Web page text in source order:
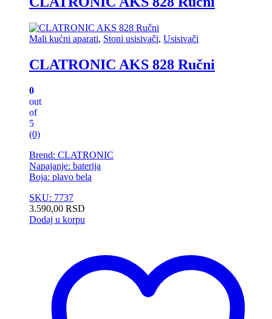
Mali kućni aparati, Stoni usisivači, Usisivači
CLATRONIC AKS 828 Ručni
0
out
of
5
(0)
Brend: CLATRONIC
Napajanje: baterija
Boja: plavo bela
SKU: 7737
3.590,00 RSD
Dodaj u korpu